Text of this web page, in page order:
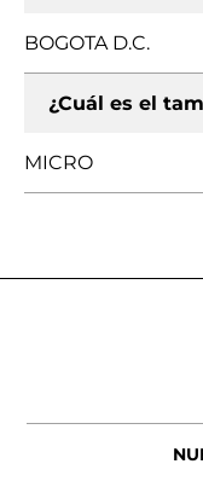
BOGOTA D.C.
¿Cuál es el
MICRO